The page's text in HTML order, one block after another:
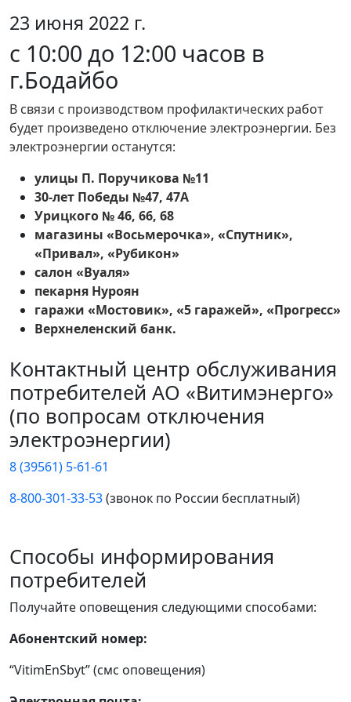
23 июня 2022 г.
с 10:00 до 12:00 часов в
г.Бодайбо
В связи с производством профилактических работ
будет произведено отключение электроэнергии. Без
электроэнергии останутся:
улицы П. Поручикова №11
30-лет Победы №47, 47А
Урицкого № 46, 66, 68
магазины «Восьмерочка», «Спутник»,
«Привал», «Рубикон»
салон «Вуаля»
пекарня Нуроян
гаражи «Мостовик», «5 гаражей», «Прогресс»
Верхнеленский банк.
Контактный центр обслуживания
потребителей АО «Витимэнерго»
(по вопросам отключения
электроэнергии)
8 (39561) 5-61-61
8-800-301-33-53(звонок по России бесплатный)
Способы информирования
потребителей
Получайте оповещения следующими способами:
Абонентский номер:
“VitimEnSbyt” (смс оповещения)